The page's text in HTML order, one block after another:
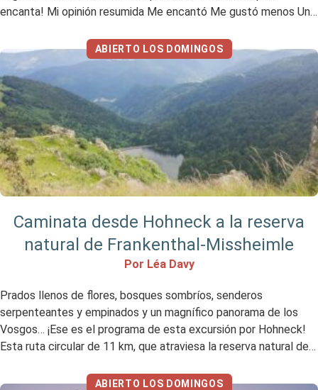
encanta! Mi opinión resumida Me encantó Me gustó menos Un
también disfrutarás de los paisajes del Macizo […]
ABIERTO LOS DOMINGOS
Caminata desde Hohneck a la reserva
natural de Frankenthal-Missheimle
Por Léa Davy
Prados llenos de flores, bosques sombríos, senderos
serpenteantes y empinados y un magnífico panorama de los
Vosgos… ¡Ese es el programa de esta excursión por Hohneck!
Esta ruta circular de 11 km, que atraviesa la reserva natural de
paisajes que atraviesa… ¡y por su lado deportivo! Mi […]
ABIERTO LOS DOMINGOS